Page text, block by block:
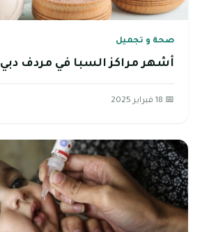
صحة و تجميل
أشهر مراكز السبا في مردف دبي
📅 18 فبراير 2025